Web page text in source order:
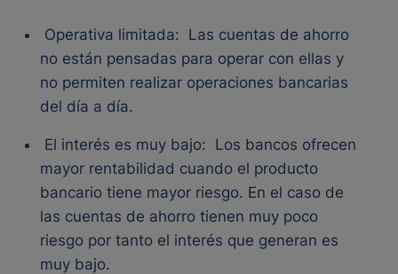
Operativa limitada: Las cuentas de ahorro
no están pensadas para operar con ellas y
no permiten realizar operaciones bancarias
del día a día.
El interés es muy bajo: Los bancos ofrecen
mayor rentabilidad cuando el producto
bancario tiene mayor riesgo. En el caso de
las cuentas de ahorro tienen muy poco
riesgo por tanto el interés que generan es
muy bajo.